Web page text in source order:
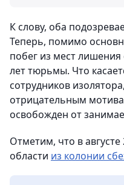
К слову, оба
Теперь, помимо
побег из мест
лет тюрьмы. Что
сотрудников
отрицательным
освобожден от
Отметим, что в
области из колонии